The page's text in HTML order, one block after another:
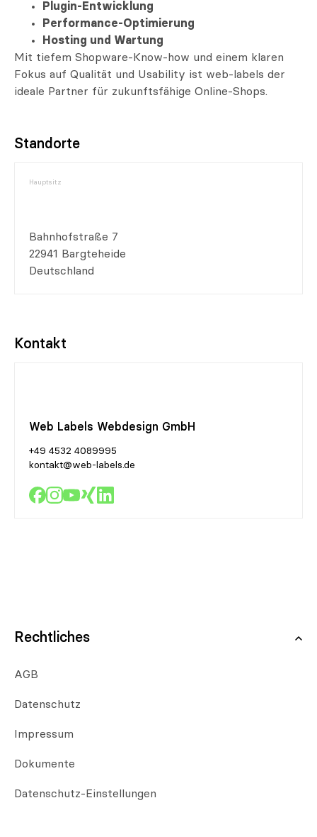
Plugin-Entwicklung
Performance-Optimierung
Hosting und Wartung
Mit tiefem Shopware-Know-how und einem klaren
Fokus auf Qualität und Usability ist web-labels der
ideale Partner für zukunftsfähige Online-Shops.
Standorte
Hauptsitz
Bahnhofstraße 7
22941 Bargteheide
Deutschland
Kontakt
Web Labels Webdesign GmbH
+49 4532 4089995
kontakt@web-labels.de
Rechtliches
AGB
Datenschutz
Impressum
Dokumente
Datenschutz-Einstellungen